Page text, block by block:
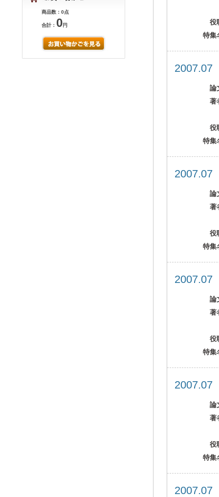
商品数：0点
合計： 0円
役
特集
論
著
役
特集
論
著
役
特集
論
著
役
特集
論
著
役
特集